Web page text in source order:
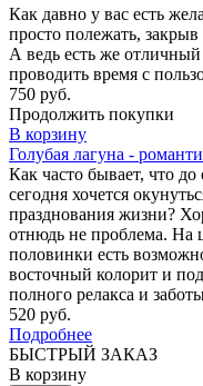
Как давно у вас есть
просто полежать,
А ведь есть же
проводить время с
750 руб.
Продолжить покупки
В корзину
Голубая лагуна -
Как часто бывает, что
сегодня хочется
празднования жизни?
отнюдь не проблема. На
половинки есть
восточный колорит и
полного релакса и
520 руб.
Подробнее
БЫСТРЫЙ ЗАКАЗ
В корзину